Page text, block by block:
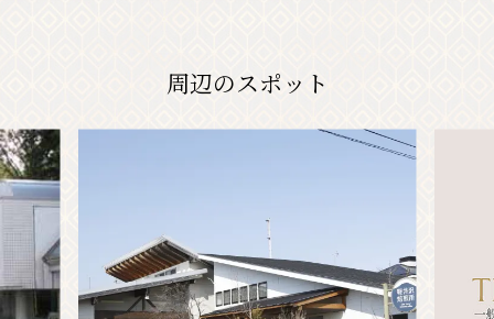
周辺のスポット